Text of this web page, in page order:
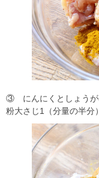
③ にんにくとしょうが
粉大さじ1（分量の半分